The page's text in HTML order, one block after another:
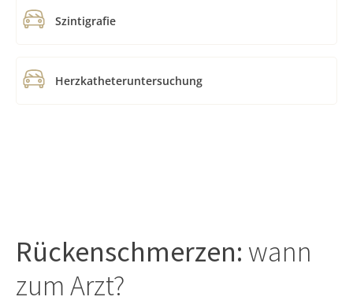
Szintigrafie
Herzkatheteruntersuchung
Rückenschmerzen: wann
zum Arzt?